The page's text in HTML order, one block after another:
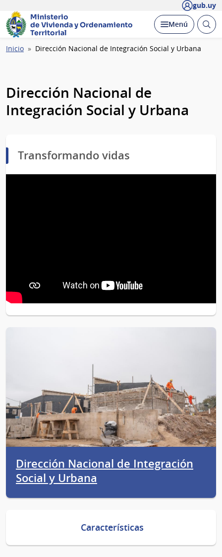
gub.uy
Ministerio
de Vivienda yOrdenamiento
Territorial
Desplegar
Menú Abrir
Ruta
Inicio Dirección Nacional de Integración Social y Urbana
Dirección Nacional de
Integración Social y Urbana
Transformando vidas
Dirección Nacional de Integración
Social y Urbana
Características